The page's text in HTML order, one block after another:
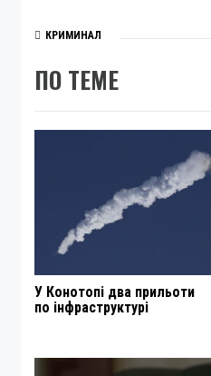
КРИМИНАЛ
ПО ТЕМЕ
У Конотопі два прильоти
по інфраструктурі
Навигация